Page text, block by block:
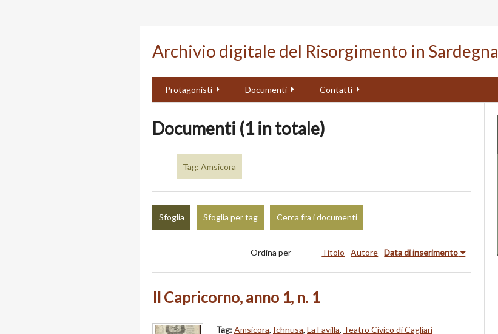
Archivio digitale del Risorgimento in Sardegna
Protagonisti Documenti Contatti
Documenti (1 in totale)
Tag: Amsicora
Sfoglia Sfoglia per tag Cerca fra i documenti
Ordina per Titolo Autore Data di inserimento
Il Capricorno, anno 1, n. 1
Tag:Amsicora, Ichnusa, La Favilla, Teatro Civico di Cagliari